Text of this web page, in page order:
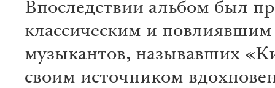
Впоследствии альбом был
классическим и повлиявшим
музыкантов, называвших
своим источником